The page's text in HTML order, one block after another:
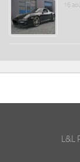
16
L&L